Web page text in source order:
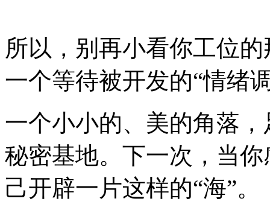
所以，别再小看你工位
一个等待被开发的“情绪
一个小小的、美的角落
秘密基地。下一次，当
己开辟一片这样的“海”。